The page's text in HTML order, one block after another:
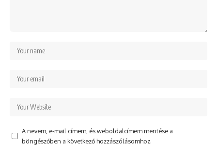
A nevem, e-mail címem, és weboldalcímem mentése a
böngészőben a következő hozzászólásomhoz.